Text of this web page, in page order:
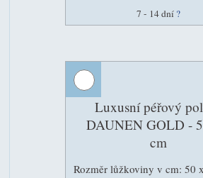
7 - 14 dní ?
Luxusní péřový
DAUNEN GOLD -
cm
Rozměr lůžkoviny v cm: 50